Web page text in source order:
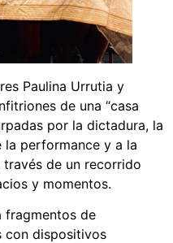
Paulina Urrutia y
de una “casa
por la dictadura, la
la performance y a la
de un recorrido
y momentos.
fragmentos de
con dispositivos